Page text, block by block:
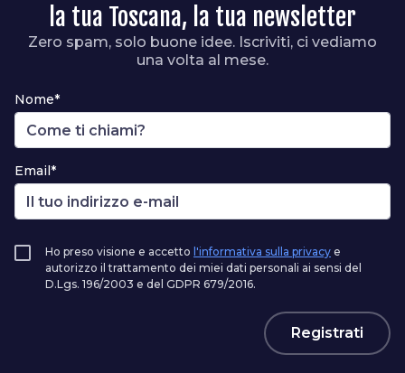
la tua Toscana, la tua newsletter
Zero spam, solo buone idee. Iscriviti, ci vediamo
una volta al mese.
Nome*
Email*
Ho preso visione e accetto l'informativa sulla privacy e
autorizzo il trattamento dei miei dati personali ai sensi del
D.Lgs. 196/2003 e del GDPR 679/2016.
Registrati